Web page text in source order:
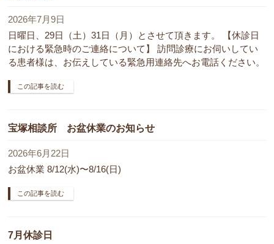
2026年7月9日
日曜日、29日（土）31日（月）とさせて頂きます。 【休診日
における緊急時のご連絡について】 訪問診療にお伺いしてい
る患者様は、お伝えしている緊急用連絡先へお電話ください。
この記事を読む
宝塚相談所 お盆休業のお知らせ
2026年6月22日
お盆休業 8/12(水)〜8/16(日)
この記事を読む
7月休診日